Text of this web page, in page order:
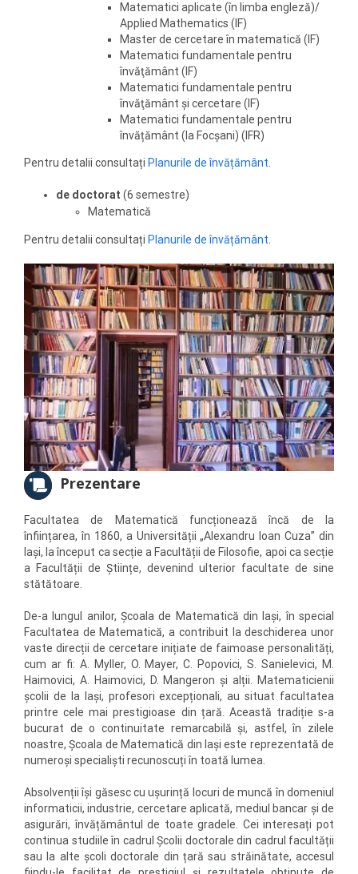
Matematici aplicate (în limba engleză)/
Applied Mathematics (IF)
Master de cercetare în matematică (IF)
Matematici fundamentale pentru
învăţământ (IF)
Matematici fundamentale pentru
învăţământ şi cercetare (IF)
Matematici fundamentale pentru
învățământ (la Focșani) (IFR)
Pentru detalii consultați Planurile de învățământ.
de doctorat (6 semestre)
Matematică
Pentru detalii consultați Planurile de învățământ.
Prezentare
Facultatea de Matematică funcționează încă de la
înființarea, în 1860, a Universității „Alexandru Ioan Cuza” din
Iași, la început ca secție a Facultății de Filosofie, apoi ca secție
a Facultății de Științe, devenind ulterior facultate de sine
stătătoare.
De-a lungul anilor, Școala de Matematică din Iași, în special
Facultatea de Matematică, a contribuit la deschiderea unor
vaste direcții de cercetare inițiate de faimoase personalități,
cum ar fi: A. Myller, O. Mayer, C. Popovici, S. Sanielevici, M.
Haimovici, A. Haimovici, D. Mangeron și alții. Matematicienii
școlii de la Iași, profesori excepționali, au situat facultatea
printre cele mai prestigioase din țară. Această tradiție s-a
bucurat de o continuitate remarcabilă și, astfel, în zilele
noastre, Școala de Matematică din Iași este reprezentată de
numeroși specialiști recunoscuți în toată lumea.
Absolvenții își găsesc cu ușurință locuri de muncă în domeniul
informaticii, industrie, cercetare aplicată, mediul bancar și de
asigurări, învățământul de toate gradele. Cei interesați pot
continua studiile în cadrul Școlii doctorale din cadrul facultății
sau la alte școli doctorale din țară sau străinătate, accesul